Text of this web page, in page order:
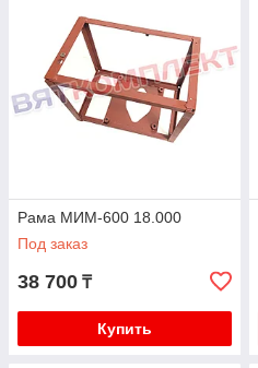
Рама МИМ-600 18.000
Под заказ
38 700 ₸
Купить